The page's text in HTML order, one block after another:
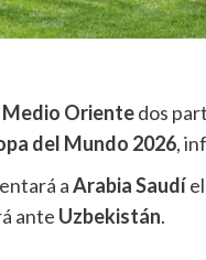
Medio Orientedos
del Mundo 2026,
aArabia Saudíel
ante Uzbekistán.